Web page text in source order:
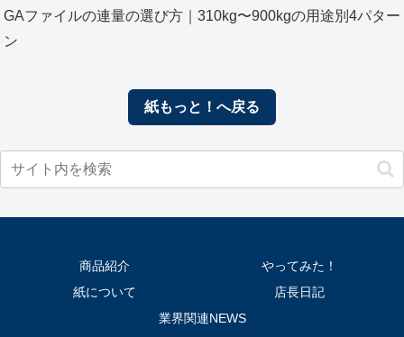
GAファイルの連量の選び方｜310kg〜900kgの用途別4パター
ン
紙もっと！へ戻る
商品紹介
やってみた！
紙について
店長日記
業界関連NEWS